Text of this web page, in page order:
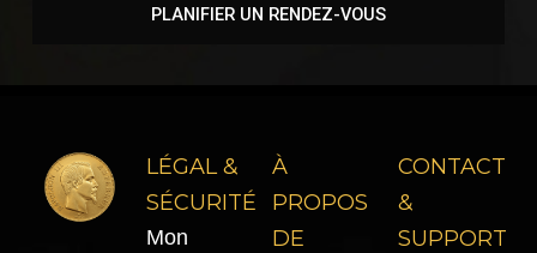
PLANIFIER UN RENDEZ-VOUS
LÉGAL &
SÉCURITÉ
Mon
À
PROPOS
DE
CONTACT
&
SUPPORT